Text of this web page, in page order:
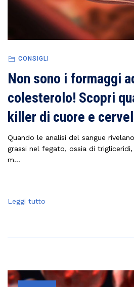
CONSIGLI
Non sono i formaggi
colesterolo! Scopri
killer di cuore e
Quando le analisi del sangue
grassi nel fegato, ossia di
m...
Leggi tutto